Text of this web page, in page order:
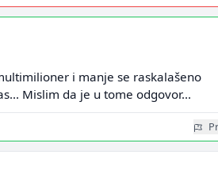
i manje se raskalašeno
Mislim da je u tome odgovor...